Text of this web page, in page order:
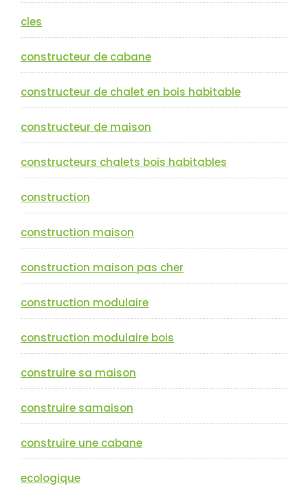
cles
constructeur de cabane
constructeur de chalet en bois habitable
constructeur de maison
constructeurs chalets bois habitables
construction
construction maison
construction maison pas cher
construction modulaire
construction modulaire bois
construire sa maison
construire samaison
construire une cabane
ecologique